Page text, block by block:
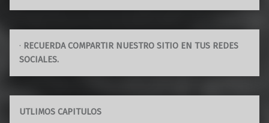
· RECUERDA COMPARTIR NUESTRO SITIO EN TUS REDES
SOCIALES.
UTLIMOS CAPITULOS